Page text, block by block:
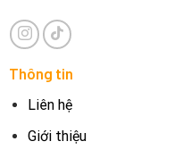
Thông tin
Liên hệ
Giới thiệu